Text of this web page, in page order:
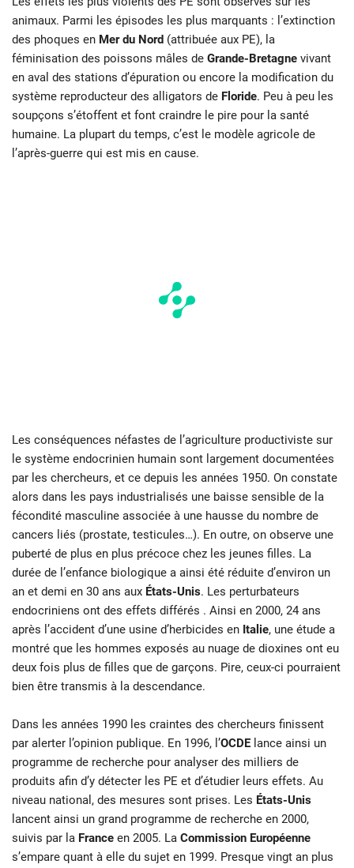
animaux. Parmi les épisodes les plus marquants : l’extinction
des phoques en Mer du Nord (attribuée aux PE), la
féminisation des poissons mâles de Grande-Bretagne vivant
en aval des stations d’épuration ou encore la modification du
système reproducteur des alligators de Floride. Peu à peu les
soupçons s’étoffent et font craindre le pire pour la santé
humaine. La plupart du temps, c’est le modèle agricole de
l’après-guerre qui est mis en cause.
Les conséquences néfastes de l’agriculture productiviste sur
le système endocrinien humain sont largement documentées
par les chercheurs, et ce depuis les années 1950. On constate
alors dans les pays industrialisés une baisse sensible de la
fécondité masculine associée à une hausse du nombre de
cancers liés (prostate, testicules…). En outre, on observe une
puberté de plus en plus précoce chez les jeunes filles. La
durée de l’enfance biologique a ainsi été réduite d’environ un
an et demi en 30 ans aux États-Unis. Les perturbateurs
endocriniens ont des effets différés . Ainsi en 2000, 24 ans
après l’accident d’une usine d’herbicides en Italie, une étude a
montré que les hommes exposés au nuage de dioxines ont eu
deux fois plus de filles que de garçons. Pire, ceux-ci pourraient
bien être transmis à la descendance.
Dans les années 1990 les craintes des chercheurs finissent
par alerter l’opinion publique. En 1996, l’OCDE lance ainsi un
programme de recherche pour analyser des milliers de
produits afin d’y détecter les PE et d’étudier leurs effets. Au
niveau national, des mesures sont prises. Les États-Unis
lancent ainsi un grand programme de recherche en 2000,
suivis par la France en 2005. La Commission Européenne
s’empare quant à elle du sujet en 1999. Presque vingt an plus